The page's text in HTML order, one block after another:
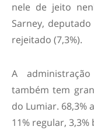
nele de jeito
Sarney,
rejeitado (7,3%).
A
também tem
do Lumiar. 68,3%
11% regular, 3,3%